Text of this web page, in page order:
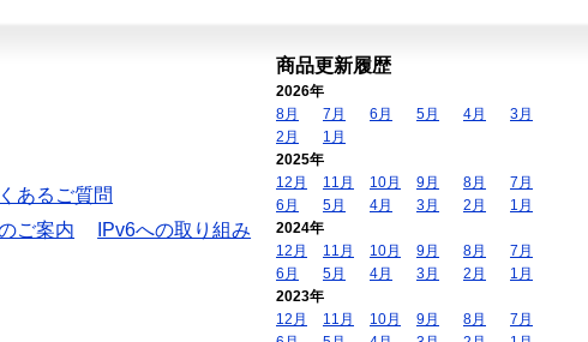
あるご質問
ご案内
IPv6への取り組み
商品更新履歴
2026年
8月
7月 6月 5月 4月
3月
2月
1月
2025年
12月
11月 10月 9月 8月
7月
6月
5月 4月 3月 2月
1月
2024年
12月
11月 10月 9月 8月
7月
6月
5月 4月 3月 2月
1月
2023年
12月
11月 10月 9月 8月
7月